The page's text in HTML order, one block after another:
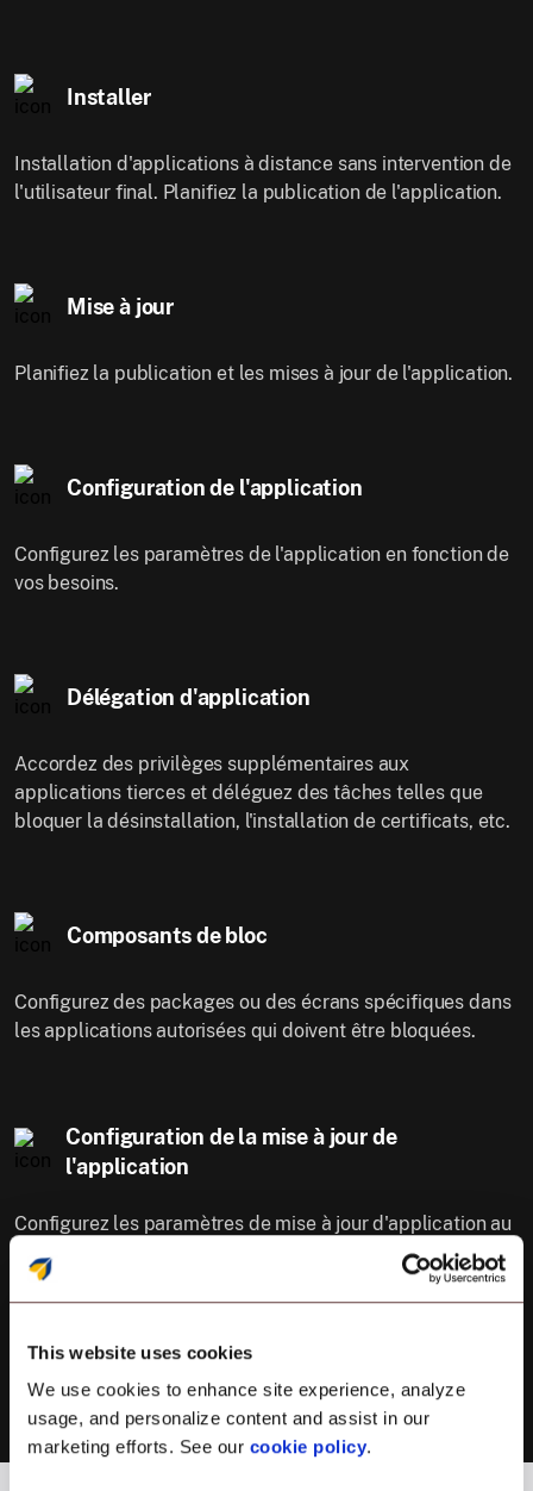
This website uses cookies
We use cookies to enhance site experience, analyze
usage, and personalize content and assist in our
marketing efforts. See our cookie policy.
Installer
Installation d'applications à distance sans intervention de
l'utilisateur final. Planifiez la publication de l'application.
Mise à jour
Planifiez la publication et les mises à jour de l'application.
Configuration de l'application
Configurez les paramètres de l'application en fonction de
vos besoins.
Délégation d'application
Accordez des privilèges supplémentaires aux
applications tierces et déléguez des tâches telles que
bloquer la désinstallation, l'installation de certificats, etc.
Composants de bloc
Configurez des packages ou des écrans spécifiques dans
les applications autorisées qui doivent être bloquées.
Configuration de la mise à jour de
l'application
Configurez les paramètres de mise à jour d'application au
niveau du profil au lieu d'avoir les mêmes politiques pour
tous les appareils.